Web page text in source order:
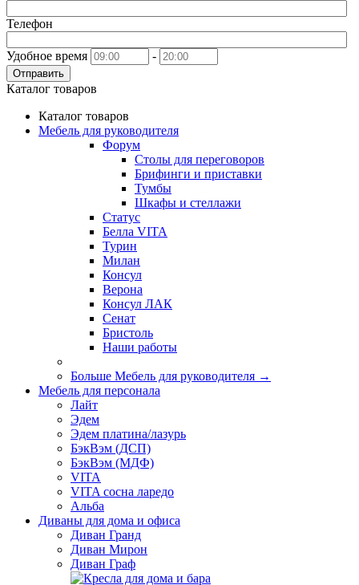
Телефон
Удобное время -
Отправить
Каталог товаров
Каталог товаров
Мебель для руководителя
Форум
Столы для переговоров
Брифинги и приставки
Тумбы
Шкафы и стеллажи
Статус
Белла VITA
Турин
Милан
Консул
Верона
Консул ЛАК
Сенат
Бристоль
Наши работы
Больше Мебель для руководителя →
Мебель для персонала
Лайт
Эдем
Эдем платина/лазурь
БэкВэм (ДСП)
БэкВэм (МДФ)
VITA
VITA сосна ларедо
Альба
Диваны для дома и офиса
Диван Гранд
Диван Мирон
Диван Граф